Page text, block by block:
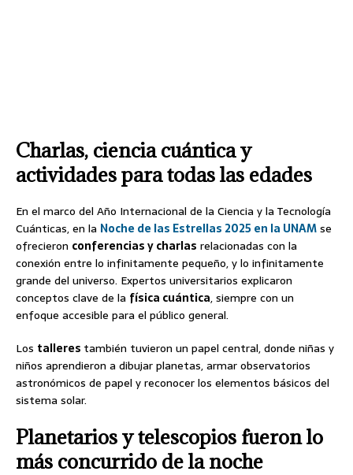
Charlas, ciencia cuántica y
actividades para todas las edades
En el marco del Año Internacional de la Ciencia y la Tecnología
Cuánticas, en la Noche de las Estrellas 2025 en la UNAMse
ofrecieron conferencias y charlas relacionadas con la
conexión entre lo infinitamente pequeño, y lo infinitamente
grande del universo. Expertos universitarios explicaron
conceptos clave de la física cuántica, siempre con un
enfoque accesible para el público general.
Los talleres también tuvieron un papel central, donde niñas y
niños aprendieron a dibujar planetas, armar observatorios
astronómicos de papel y reconocer los elementos básicos del
sistema solar.
Planetarios y telescopios fueron lo
más concurrido de la noche